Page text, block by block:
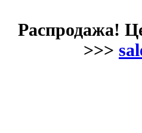
Распродажа!
>>>